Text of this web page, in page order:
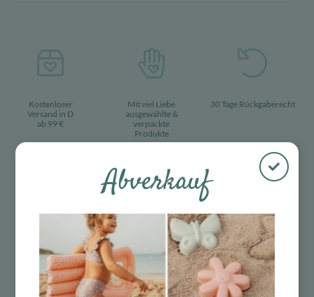
Kostenloser
Versand in D
ab 99 €
Mit viel Liebe
ausgewählte &
verpackte
Produkte
30 Tage Rückgaberecht
Das Passt dazu
Abverkauf